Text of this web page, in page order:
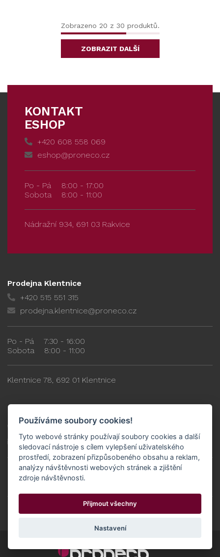
Zobrazeno 20 z 30 produktů.
ZOBRAZIT DALŠÍ
KONTAKT
ESHOP
+420 608 558 069
eshop@proneco.cz
Po - Pá
8:00 - 17:00
Sobota
8:00 - 11:00
Nádražní 934, 691 03 Rakvice
Prodejna Klentnice
+420 515 551 315
prodejna.klentnice@proneco.cz
Po - Pá
7:30 - 16:00
Sobota
8:00 - 11:00
Klentnice 78, 692 01 Klentnice
prodejna@proneco.cz
Po - Pá
8:00 - 17:00
Sobota
8:00 - 11:00
Nádražní 934, 691 03 Rakvice
Používáme soubory cookies!
Tyto webové stránky používají soubory cookies a další
sledovací nástroje s cílem vylepšení uživatelského
prostředí, zobrazení přizpůsobeného obsahu a reklam,
analýzy návštěvnosti webových stránek a zjištění
zdroje návštěvnosti.
Přijmout všechny
Nastavení